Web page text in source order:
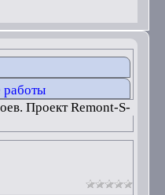
работы
Проект Remont-S-